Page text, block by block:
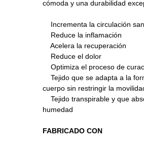
cómoda y una durabilidad
Incrementa la circulación
Reduce la inflamación
Acelera la recuperación
Reduce el dolor
Optimiza el proceso de
Tejido que se adapta a la
cuerpo sin restringir la
Tejido transpirable y que
humedad
FABRICADO CON